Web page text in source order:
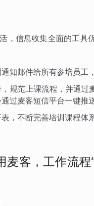
，信息收集全面的工具
知邮件给所有参培员工
规范上课流程，并通过
过麦客短信平台一键推
，不断完善培训课程体
客，工作流程